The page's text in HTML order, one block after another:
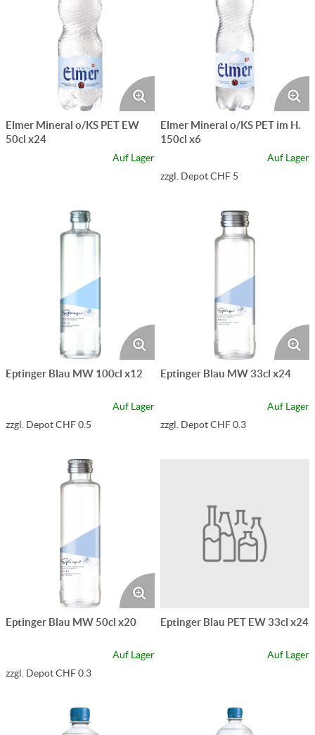
Elmer Mineral o/KS PET EW
50cl x24
Auf Lager
Elmer Mineral o/KS PET im H.
150cl x6
Auf Lager
zzgl. Depot CHF 5
Eptinger Blau MW 100cl x12
Auf Lager
zzgl. Depot CHF 0.5
Eptinger Blau MW 33cl x24
Auf Lager
zzgl. Depot CHF 0.3
Eptinger Blau MW 50cl x20
Auf Lager
zzgl. Depot CHF 0.3
Eptinger Blau PET EW 33cl x24
Auf Lager